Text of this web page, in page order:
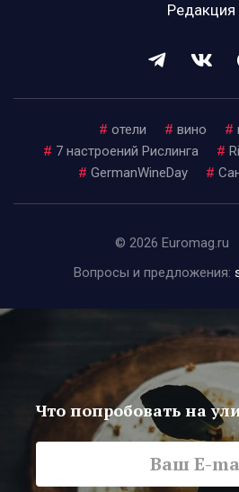
Редакция
# отели # вино #
# 7 настроений Рислинга #
# GermanWineDay #
© 2026 Euromag.ru
Вопросы и предложения:
Что попробовать на